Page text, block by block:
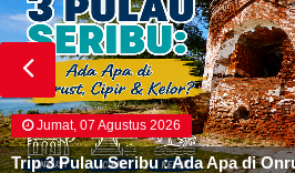
Jumat, 07 Agustus 2026
Trip 3 Pulau Seribu : Ada Apa di